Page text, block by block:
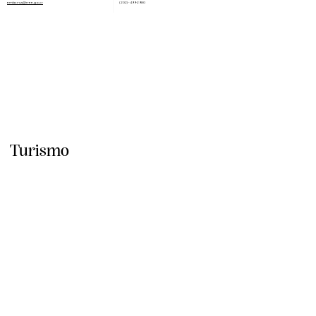
embcr-us@rree.go.cr (202) - 499-2980
Turismo